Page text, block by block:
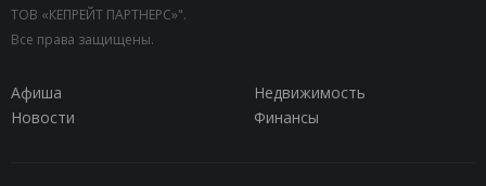
ТОВ «КЕПРЕЙТ ПАРТНЕРС»".
Все права защищены.
Афиша
Недвижимость
Новости
Финансы